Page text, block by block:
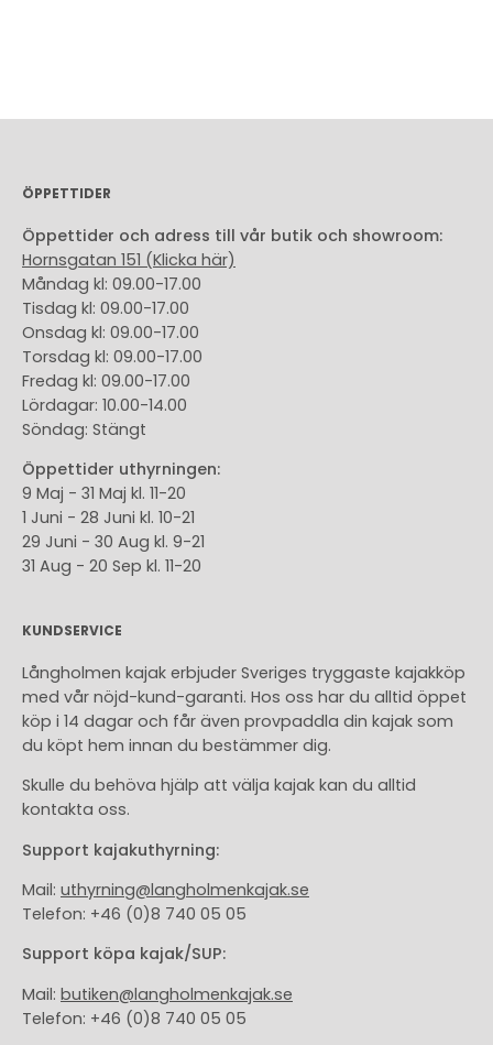
ÖPPETTIDER
Öppettider och adress till vår butik och showroom:
Hornsgatan 151 (Klicka här)
Måndag kl: 09.00-17.00
Tisdag kl: 09.00-17.00
Onsdag kl: 09.00-17.00
Torsdag kl: 09.00-17.00
Fredag kl: 09.00-17.00
Lördagar: 10.00-14.00
Söndag: Stängt
Öppettider uthyrningen:
9 Maj - 31 Maj kl. 11-20
1 Juni - 28 Juni kl. 10-21
29 Juni - 30 Aug kl. 9-21
31 Aug - 20 Sep kl. 11-20
KUNDSERVICE
Långholmen kajak erbjuder Sveriges tryggaste kajakköp
med vår nöjd-kund-garanti. Hos oss har du alltid öppet
köp i 14 dagar och får även provpaddla din kajak som
du köpt hem innan du bestämmer dig.
Skulle du behöva hjälp att välja kajak kan du alltid
kontakta oss.
Support kajakuthyrning:
Mail: uthyrning@langholmenkajak.se
Telefon: +46 (0)8 740 05 05
Support köpa kajak/SUP:
Mail: butiken@langholmenkajak.se
Telefon: +46 (0)8 740 05 05